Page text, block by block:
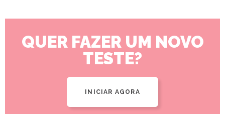
QUER FAZER UM NOVO
TESTE?
INICIAR AGORA